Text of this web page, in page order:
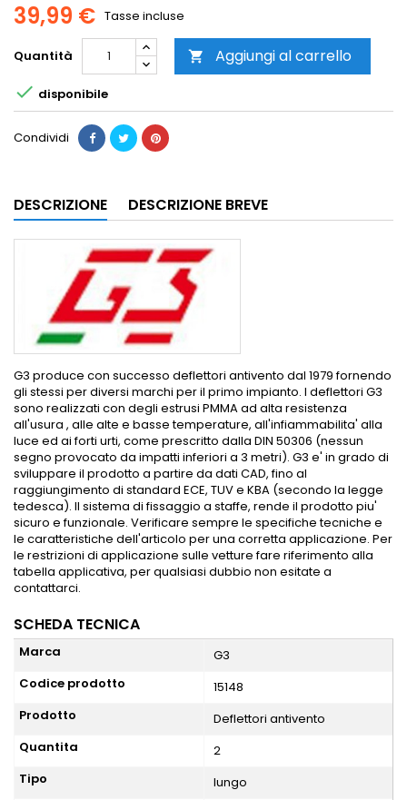
39,99 € Tasse incluse
Quantità  Aggiungi al carrello
 disponibile
Condividi
DESCRIZIONE DESCRIZIONE BREVE
G3 produce con successo deflettori antivento dal 1979 fornendo
gli stessi per diversi marchi per il primo impianto. I deflettori G3
sono realizzati con degli estrusi PMMA ad alta resistenza
all'usura , alle alte e basse temperature, all'infiammabilita' alla
luce ed ai forti urti, come prescritto dalla DIN 50306 (nessun
segno provocato da impatti inferiori a 3 metri). G3 e' in grado di
sviluppare il prodotto a partire da dati CAD, fino al
raggiungimento di standard ECE, TUV e KBA (secondo la legge
tedesca). Il sistema di fissaggio a staffe, rende il prodotto piu'
sicuro e funzionale. Verificare sempre le specifiche tecniche e
le caratteristiche dell'articolo per una corretta applicazione. Per
le restrizioni di applicazione sulle vetture fare riferimento alla
tabella applicativa, per qualsiasi dubbio non esitate a
contattarci.
SCHEDA TECNICA
Marca
G3
Codice prodotto
15148
Prodotto
Deflettori antivento
Quantita
2
Tipo
lungo